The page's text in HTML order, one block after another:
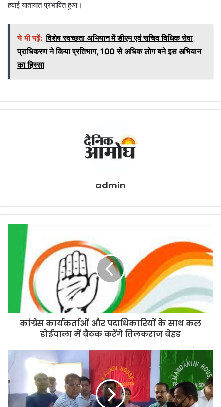
हवाई यातायात प्रभावित हुआ।
ये भी पढ़ें: विशेष स्वच्छता अभियान में डीएम एवं सचिव विधिक सेवा
प्राधिकरण ने किया प्रतिभाग, 100 से अधिक लोग बने इस अभियान
का हिस्सा
admin
कांग्रेस कार्यकर्ताओं और पदाधिकारियों के साथ कल
डोईवाला में बैठक करेंगे तिलकराज बेहड